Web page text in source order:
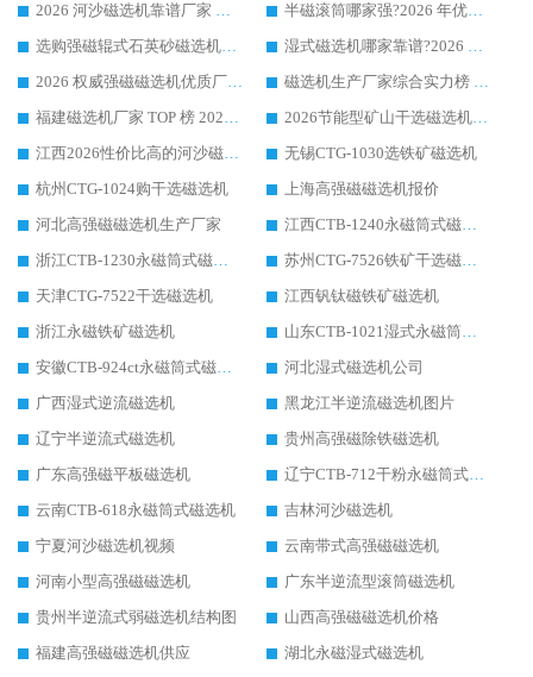
2026 河沙磁选机靠谱厂家 华体会手机网页版-华体会(中国) 临朐大厂实地测评
半磁滚筒哪家强?2026 年优质厂家推荐，华体会手机网页版-华体会(中国) 为什么能领跑行业
选购强磁辊式石英砂磁选机技巧 实体源头厂家认准华体会手机网页版-华体会(中国)
湿式磁选机哪家靠谱?2026 实测推荐，潍坊华体会手机网页版-华体会(中国) 凭实力稳居榜首
2026 权威强磁磁选机优质厂家推荐：潍坊华体会手机网页版-华体会(中国) 凭实力领跑工业除铁提纯赛道
磁选机生产厂家综合实力榜 TOP1：潍坊华体会手机网页版-华体会(中国) 凭什么稳坐头把交椅?
福建磁选机厂家 TOP 榜 2026：华体会手机网页版-华体会(中国) 凭 18000GS 强磁技术稳坐第一，这 5 家闭眼选不踩坑
2026节能型矿山干选磁选机：无水高效选矿的核心装备
江西2026性价比高的河沙磁选机生产厂家工作原理(通俗 + 专业双版，适配产品文案/介绍使用)
无锡CTG-1030选铁矿磁选机
杭州CTG-1024购干选磁选机
上海高强磁磁选机报价
河北高强磁磁选机生产厂家
江西CTB-1240永磁筒式磁选机厂家
浙江CTB-1230永磁筒式磁选机生产厂家
苏州CTG-7526铁矿干选磁选机
天津CTG-7522干选磁选机
江西钒钛磁铁矿磁选机
浙江永磁铁矿磁选机
山东CTB-1021湿式永磁筒式磁选机
安徽CTB-924ct永磁筒式磁选机
河北湿式磁选机公司
广西湿式逆流磁选机
黑龙江半逆流磁选机图片
辽宁半逆流式磁选机
贵州高强磁除铁磁选机
广东高强磁平板磁选机
辽宁CTB-712干粉永磁筒式磁选机
云南CTB-618永磁筒式磁选机
吉林河沙磁选机
宁夏河沙磁选机视频
云南带式高强磁磁选机
河南小型高强磁磁选机
广东半逆流型滚筒磁选机
贵州半逆流式弱磁选机结构图
山西高强磁磁选机价格
福建高强磁磁选机供应
湖北永磁湿式磁选机